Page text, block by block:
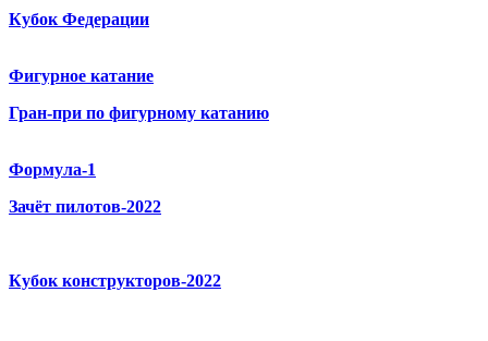
Кубок Федерации
Фигурное катание
Гран-при по фигурному катанию
Формула-1
Зачёт пилотов-2022
Кубок конструкторов-2022